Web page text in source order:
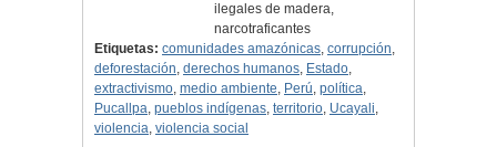
ilegales de madera,
narcotraficantes
Etiquetas: comunidades amazónicas, corrupción,
deforestación, derechos humanos, Estado,
extractivismo, medio ambiente, Perú, política,
Pucallpa, pueblos indígenas, territorio, Ucayali,
violencia, violencia social